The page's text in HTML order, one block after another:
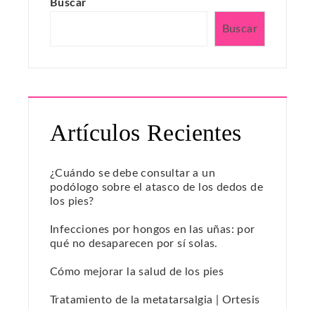
Buscar
Buscar
Artículos Recientes
¿Cuándo se debe consultar a un
podólogo sobre el atasco de los dedos de
los pies?
Infecciones por hongos en las uñas: por
qué no desaparecen por sí solas.
Cómo mejorar la salud de los pies
Tratamiento de la metatarsalgia | Ortesis